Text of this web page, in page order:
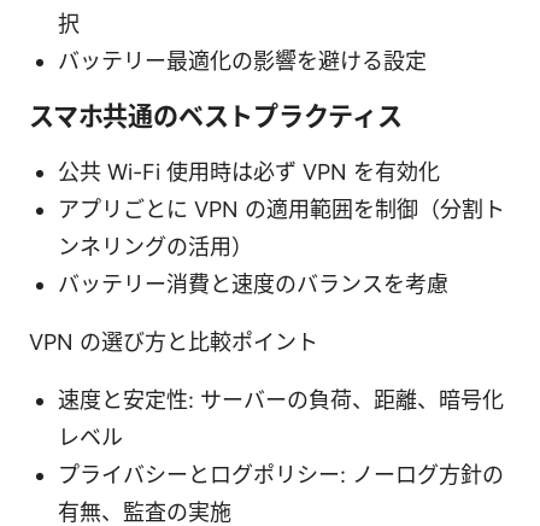
択
バッテリー最適化の影響を避ける設定
スマホ共通のベストプラクティス
公共 Wi-Fi 使用時は必ず VPN を有効化
アプリごとに VPN の適用範囲を制御（分割ト
ンネリングの活用）
バッテリー消費と速度のバランスを考慮
VPN の選び方と比較ポイント
速度と安定性: サーバーの負荷、距離、暗号化
レベル
プライバシーとログポリシー: ノーログ方針の
有無、監査の実施